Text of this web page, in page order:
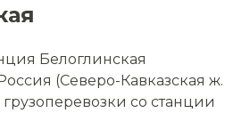
Белоглинская
(Северо-Кавказская ж.
со станции